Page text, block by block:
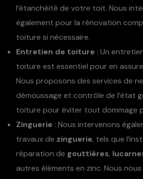
l’étanchéité de votre toit. Nous
également pour la rénovation
toiture si nécessaire.
Entretien de toiture : Un
toiture est essentiel pour en
Nous proposons des services de
démoussage et contrôle de l’état
toiture pour éviter tout dommage
Zinguerie : Nous intervenons
travaux de zinguerie, tels que
réparation de gouttières,
autres éléments en zinc. Nous